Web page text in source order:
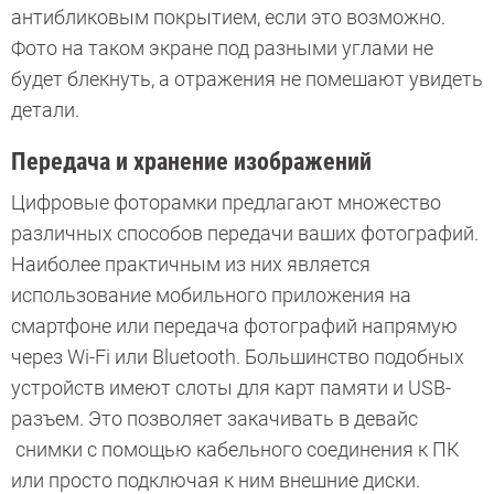
антибликовым покрытием, если это возможно.
Фото на таком экране под разными углами не
будет блекнуть, а отражения не помешают увидеть
детали.
Передача и хранение изображений
Цифровые фоторамки предлагают множество
различных способов передачи ваших фотографий.
Наиболее практичным из них является
использование мобильного приложения на
смартфоне или передача фотографий напрямую
через Wi-Fi или Bluetooth. Большинство подобных
устройств имеют слоты для карт памяти и USB-
разъем. Это позволяет закачивать в девайс
снимки с помощью кабельного соединения к ПК
или просто подключая к ним внешние диски.